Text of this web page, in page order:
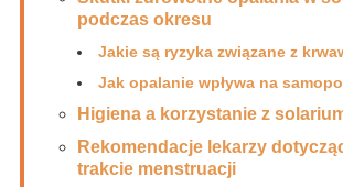
podczas okresu
Jakie są ryzyka związane z
Jak opalanie wpływa na
Higiena a korzystanie z
Rekomendacje lekarzy
trakcie menstruacji